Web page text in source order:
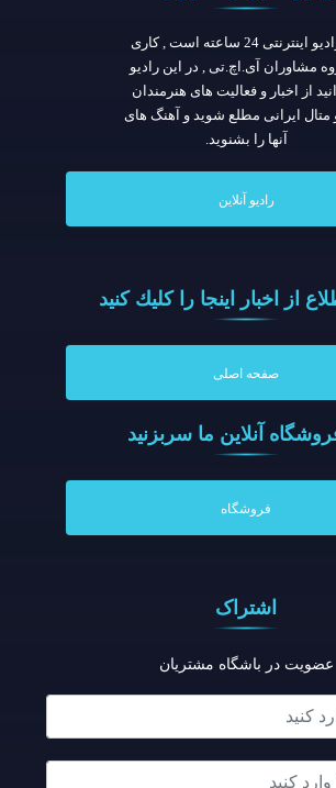
24 ساعته است , کاری
مشاوران آی.اچ.تی , در این رادیو
از اخبار و فعالیت های هنرمندان
متال ایرانی مطلع شوید و آهنگ های
آنها را بشنوید.
رادیو آنلاین
از اخبار اينجا را كليك كنيد
صفحه اصلی
آنلاين ما سربزنيد
فروشگاه
اشتراک
عضویت در باشگاه مشتریان